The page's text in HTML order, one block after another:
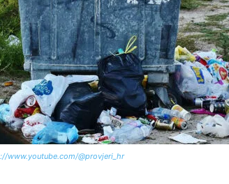
www.youtube.com/@provjeri_hr